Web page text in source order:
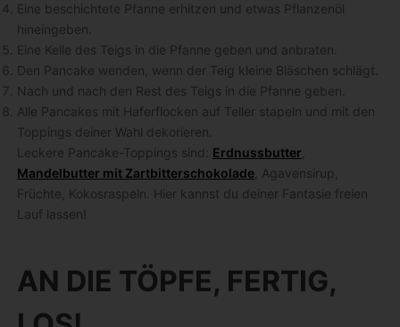
Eine beschichtete Pfanne erhitzen und etwas Pflanzenöl
hineingeben.
Eine Kelle des Teigs in die Pfanne geben und anbraten.
Den Pancake wenden, wenn der Teig kleine Bläschen schlägt.
Nach und nach den Rest des Teigs in die Pfanne geben.
Alle Pancakes mit Haferflocken auf Teller stapeln und mit den
Toppings deiner Wahl dekorieren.
Leckere Pancake-Toppings sind: Erdnussbutter
Mandelbutter mit Zartbitterschokolade, Agavensirup,
Früchte, Kokosraspeln.
Hier kannst du deiner Fantasie freien
Lauf lassen!
AN DIE TÖPFE, FERTIG,